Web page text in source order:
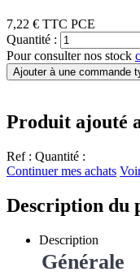
7,22 € TTC PCE
Quantité :
Pour consulter nos stock
Ajouter à une commande
Produit ajouté
Ref : Quantité :
Continuer mes achats
Description du
Description
Générale